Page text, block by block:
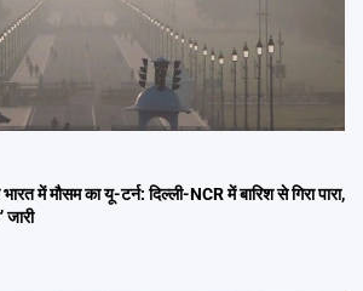
में मौसम का यू-टर्न: दिल्ली-NCR में बारिश से गिरा पारा,
जारी